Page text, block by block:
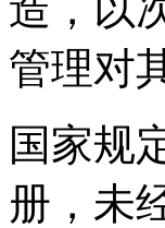
管理对
国家规
册，未